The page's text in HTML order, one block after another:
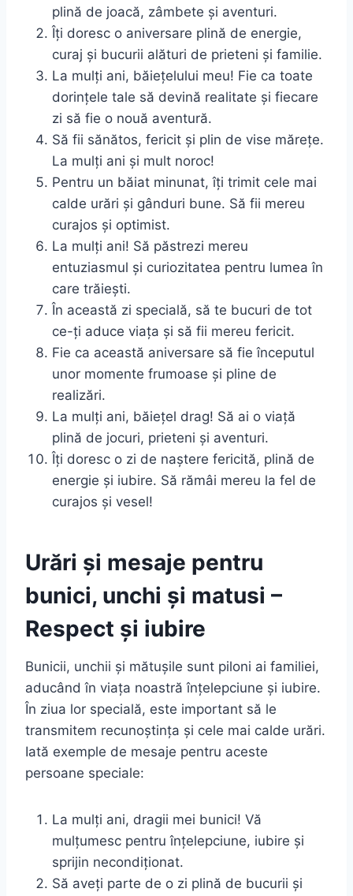
plină de joacă, zâmbete și aventuri.
Îți doresc o aniversare plină de energie,
curaj și bucurii alături de prieteni și familie.
La mulți ani, băiețelului meu! Fie ca toate
dorințele tale să devină realitate și fiecare
zi să fie o nouă aventură.
Să fii sănătos, fericit și plin de vise mărețe.
La mulți ani și mult noroc!
Pentru un băiat minunat, îți trimit cele mai
calde urări și gânduri bune. Să fii mereu
curajos și optimist.
La mulți ani! Să păstrezi mereu
entuziasmul și curiozitatea pentru lumea în
care trăiești.
În această zi specială, să te bucuri de tot
ce-ți aduce viața și să fii mereu fericit.
Fie ca această aniversare să fie începutul
unor momente frumoase și pline de
realizări.
La mulți ani, băiețel drag! Să ai o viață
plină de jocuri, prieteni și aventuri.
Îți doresc o zi de naștere fericită, plină de
energie și iubire. Să rămâi mereu la fel de
curajos și vesel!
Urări și mesaje pentru
bunici, unchi și matusi –
Respect și iubire
Bunicii, unchii și mătușile sunt piloni ai familiei,
aducând în viața noastră înțelepciune și iubire.
În ziua lor specială, este important să le
transmitem recunoștința și cele mai calde urări.
Iată exemple de mesaje pentru aceste
persoane speciale:
La mulți ani, dragii mei bunici! Vă
mulțumesc pentru înțelepciune, iubire și
sprijin necondiționat.
Să aveți parte de o zi plină de bucurii și